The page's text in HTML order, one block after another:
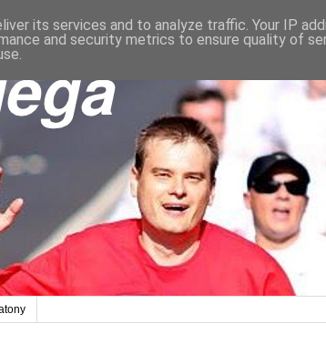
its services and to analyze traffic. Your IP
and security metrics to ensure quality of